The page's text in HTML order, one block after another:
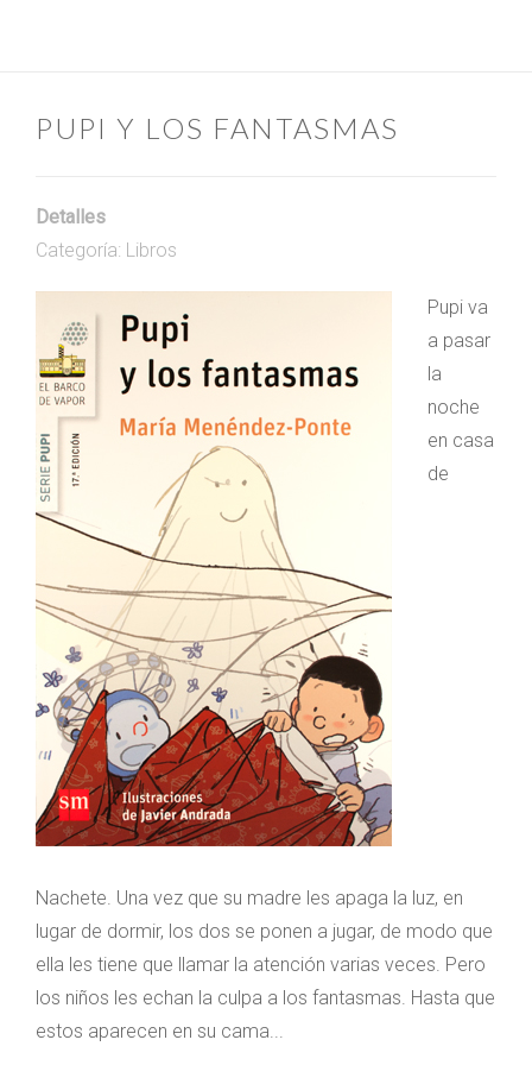
PUPI Y LOS FANTASMAS
Detalles
Categoría: Libros
Pupi va
a pasar
la
noche
en casa
de
Nachete. Una vez que su madre les apaga la luz, en
lugar de dormir, los dos se ponen a jugar, de modo que
ella les tiene que llamar la atención varias veces. Pero
los niños les echan la culpa a los fantasmas. Hasta que
estos aparecen en su cama...